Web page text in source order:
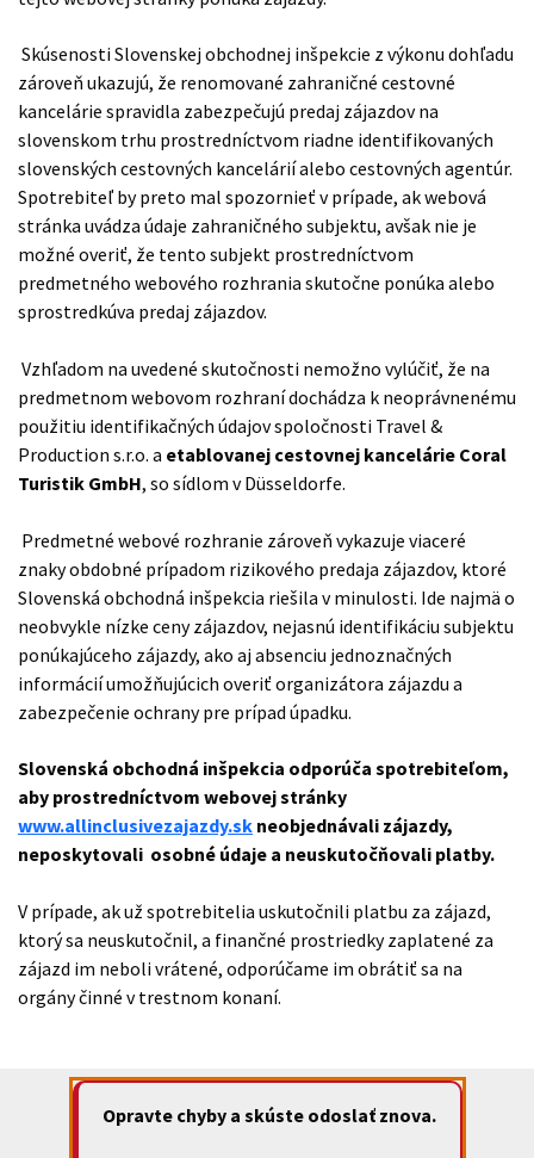
Skúsenosti Slovenskej obchodnej inšpekcie z výkonu dohľadu
zároveň ukazujú, že renomované zahraničné cestovné
kancelárie spravidla zabezpečujú predaj zájazdov na
slovenskom trhu prostredníctvom riadne identifikovaných
slovenských cestovných kancelárií alebo cestovných agentúr.
Spotrebiteľ by preto mal spozornieť v prípade, ak webová
stránka uvádza údaje zahraničného subjektu, avšak nie je
možné overiť, že tento subjekt prostredníctvom
predmetného webového rozhrania skutočne ponúka alebo
sprostredkúva predaj zájazdov.
Vzhľadom na uvedené skutočnosti nemožno vylúčiť, že na
predmetnom webovom rozhraní dochádza k neoprávnenému
použitiu identifikačných údajov spoločnosti Travel &
Production s.r.o. a etablovanej cestovnej kancelárie Coral
Turistik GmbH, so sídlom v Düsseldorfe.
Predmetné webové rozhranie zároveň vykazuje viaceré
znaky obdobné prípadom rizikového predaja zájazdov, ktoré
Slovenská obchodná inšpekcia riešila v minulosti. Ide najmä o
neobvykle nízke ceny zájazdov, nejasnú identifikáciu subjektu
ponúkajúceho zájazdy, ako aj absenciu jednoznačných
informácií umožňujúcich overiť organizátora zájazdu a
zabezpečenie ochrany pre prípad úpadku.
Slovenská obchodná inšpekcia odporúča spotrebiteľom,
aby prostredníctvom webovej stránky
www.allinclusivezajazdy.sk neobjednávali zájazdy,
neposkytovali osobné údaje a neuskutočňovali platby.
V prípade, ak už spotrebitelia uskutočnili platbu za zájazd,
ktorý sa neuskutočnil, a finančné prostriedky zaplatené za
zájazd im neboli vrátené, odporúčame im obrátiť sa na
orgány činné v trestnom konaní.
Opravte chyby a skúste odoslať znova.